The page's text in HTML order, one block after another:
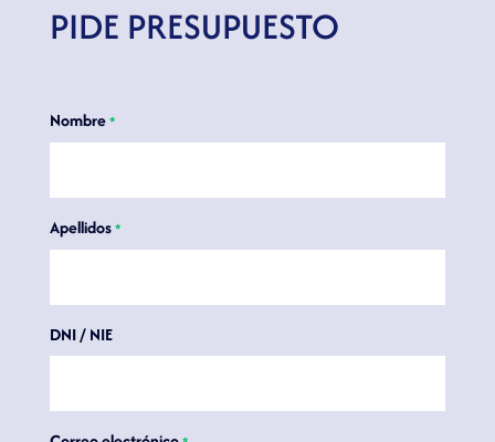
PIDE PRESUPUESTO
Nombre*
Apellidos*
DNI / NIE